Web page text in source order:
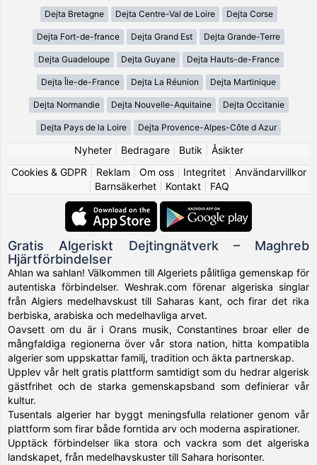
Dejta Bretagne Dejta Centre-Val de Loire Dejta Corse
Dejta Fort-de-france Dejta Grand Est Dejta Grande-Terre
Dejta Guadeloupe Dejta Guyane Dejta Hauts-de-France
Dejta Île-de-France Dejta La Réunion Dejta Martinique
Dejta Normandie Dejta Nouvelle-Aquitaine Dejta Occitanie
Dejta Pays de la Loire Dejta Provence-Alpes-Côte d Azur
Nyheter| Bedragare| Butik
Åsikter
Cookies & GDPR
Reklam Om oss| Integritet| Användarvillkor
Barnsäkerhet| Kontakt| FAQ
Gratis Algeriskt Dejtingnätverk – Maghreb
Hjärtförbindelser
Ahlan wa sahlan! Välkommen till Algeriets pålitliga gemenskap för
autentiska förbindelser. Weshrak.com förenar algeriska singlar
från Algiers medelhavskust till Saharas kant, och firar det rika
berbiska, arabiska och medelhavliga arvet.
Oavsett om du är i Orans musik, Constantines broar eller de
mångfaldiga regionerna över vår stora nation, hitta kompatibla
algerier som uppskattar familj, tradition och äkta partnerskap.
Upplev vår helt gratis plattform samtidigt som du hedrar algerisk
gästfrihet och de starka gemenskapsband som definierar vår
kultur.
Tusentals algerier har byggt meningsfulla relationer genom vår
plattform som firar både forntida arv och moderna aspirationer.
Upptäck förbindelser lika stora och vackra som det algeriska
landskapet, från medelhavskuster till Sahara horisonter.